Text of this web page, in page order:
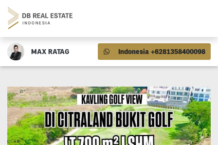
MAX RATAG Indonesia +6281358400098